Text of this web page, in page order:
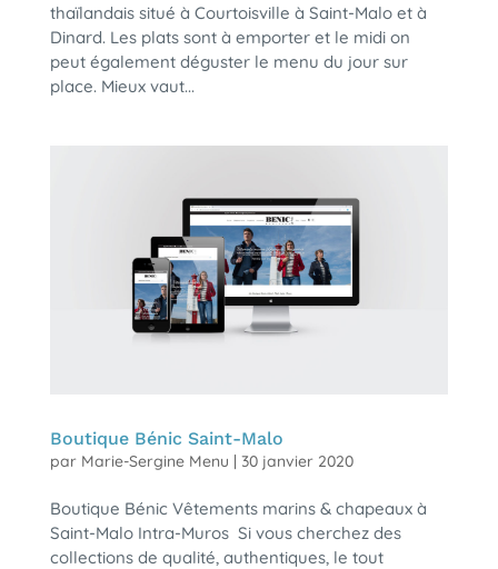
thaïlandais situé à Courtoisville à Saint-Malo et à
Dinard. Les plats sont à emporter et le midi on
peut également déguster le menu du jour sur
place. Mieux vaut...
Boutique Bénic Saint-Malo
par Marie-Sergine Menu | 30 janvier 2020
Boutique Bénic Vêtements marins & chapeaux à
Saint-Malo Intra-Muros Si vous cherchez des
collections de qualité, authentiques, le tout